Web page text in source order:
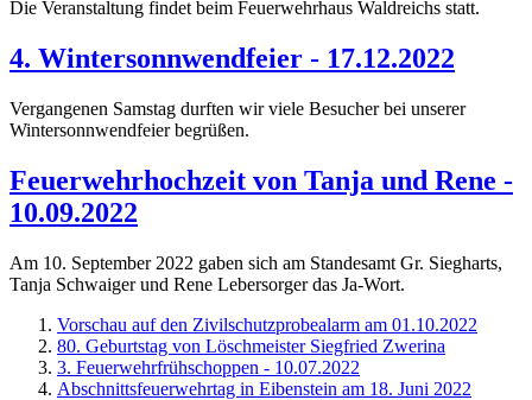
Die Veranstaltung findet beim Feuerwehrhaus Waldreichs statt.
4. Wintersonnwendfeier - 17.12.2022
Vergangenen Samstag durften wir viele Besucher bei unserer
Wintersonnwendfeier begrüßen.
Feuerwehrhochzeit von Tanja und Rene -
10.09.2022
Am 10. September 2022 gaben sich am Standesamt Gr. Siegharts,
Tanja Schwaiger und Rene Lebersorger das Ja-Wort.
Vorschau auf den Zivilschutzprobealarm am 01.10.2022
80. Geburtstag von Löschmeister Siegfried Zwerina
3. Feuerwehrfrühschoppen - 10.07.2022
Abschnittsfeuerwehrtag in Eibenstein am 18. Juni 2022